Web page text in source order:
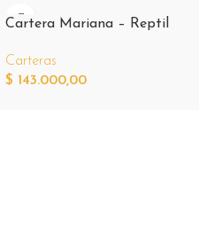
Cartera Mariana – Reptil
Carteras
$ 143.000,00